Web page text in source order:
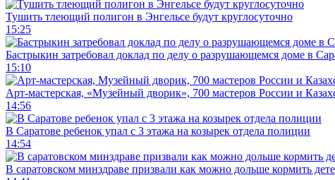
Тушить тлеющий полигон в Энгельсе будут круглосуточно
15:25
Бастрыкин затребовал доклад по делу о разрушающемся доме в
15:10
Арт-мастерская, «Музейный дворик», 700 мастеров России и
14:56
В Саратове ребенок упал с 3 этажа на козырек отдела полиции
14:54
В саратовском минздраве призвали как можно дольше кормить